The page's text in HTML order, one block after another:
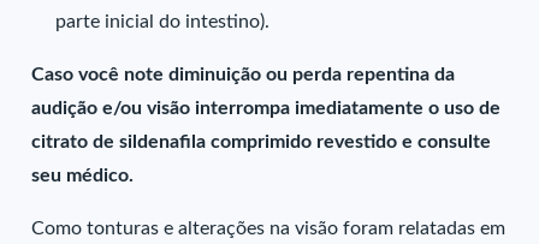
parte inicial do intestino).
Caso você note diminuição ou perda repentina da
audição e/ou visão interrompa imediatamente o uso de
citrato de sildenafila comprimido revestido e consulte
seu médico.
Como tonturas e alterações na visão foram relatadas em